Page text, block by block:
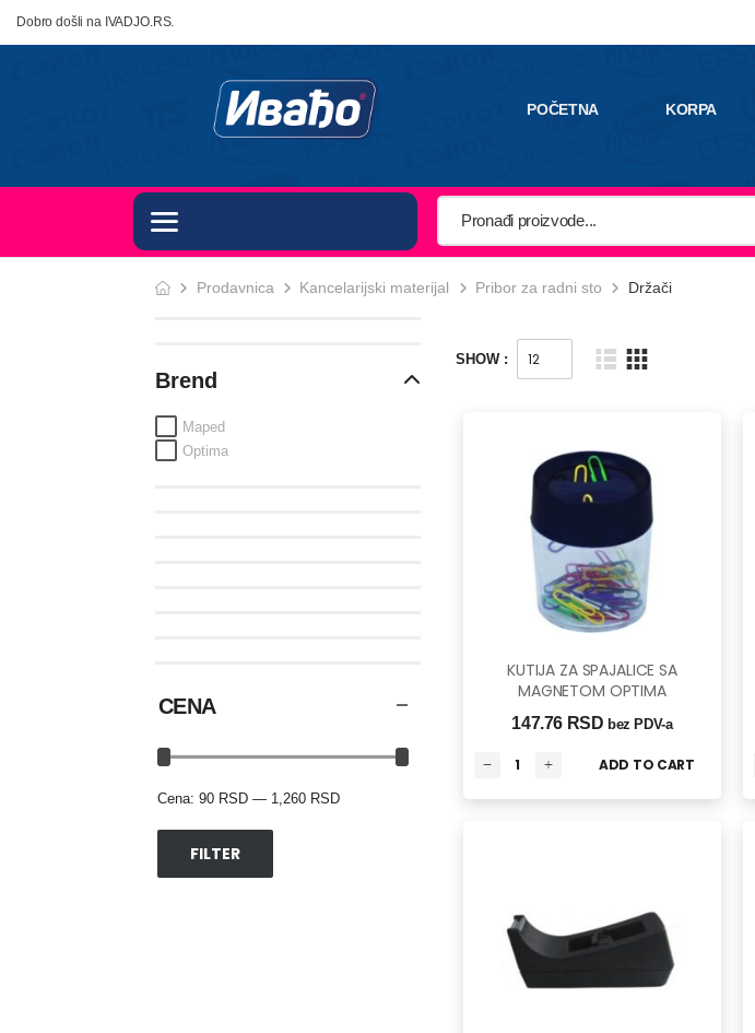
Dobro došli na IVADJO.RS.
POČETNA KORPA
Prodavnica Kancelarijski materijal Pribor za radni sto Držači
Brend
Maped
Optima
CENA
FILTER
Cena: 90 RSD — 1,260 RSD
SHOW :
KUTIJA ZA SPAJALICE SA
MAGNETOM OPTIMA
147.76 RSD bez PDV-a
ADD TO CART